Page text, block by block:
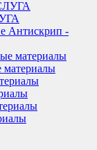
Антискрип -
материалы